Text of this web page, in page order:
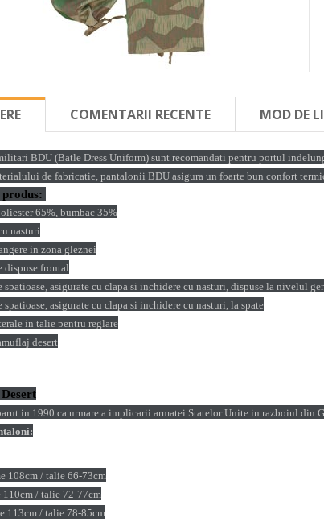
COMENTARII RECENTE MOD DE
BDU (Batle Dress Uniform) sunt recomandati pentru portul
de fabricatie, pantalonii BDU asigura un foarte bun confort
65%, bumbac 35%
nasturi
in zona gleznei
dispuse frontal
spatioase, asigurate cu clapa si inchidere cu nasturi, dispuse la nivelul
spatioase, asigurate cu clapa si inchidere cu nasturi, la spate
in talie pentru reglare
desert
Desert
in 1990 ca urmare a implicarii armatei Statelor Unite in razboiul din
108cm / talie 66-73cm
110cm / talie 72-77cm
113cm / talie 78-85cm